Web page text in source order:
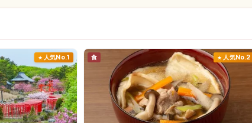
人気No.1 食 人気No.2